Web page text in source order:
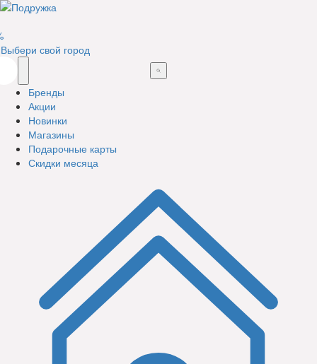
Выбери свой город
Бренды
Акции
Новинки
Магазины
Подарочные карты
Скидки месяца